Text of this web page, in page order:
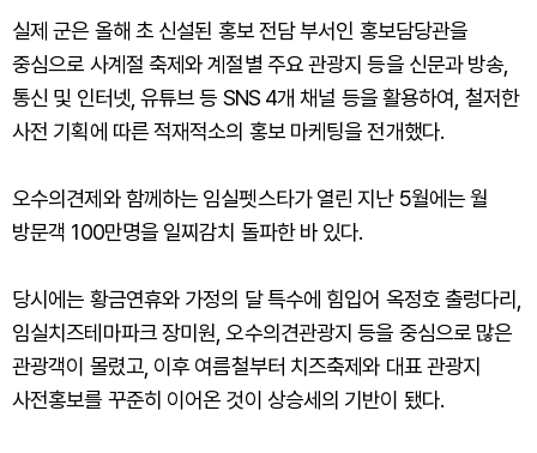
실제 군은 올해 초 신설된 홍보 전담 부서인 홍보담당관을
중심으로 사계절 축제와 계절별 주요 관광지 등을 신문과 방송,
통신 및 인터넷, 유튜브 등 SNS 4개 채널 등을 활용하여, 철저한
사전 기획에 따른 적재적소의 홍보 마케팅을 전개했다.
오수의견제와 함께하는 임실펫스타가 열린 지난 5월에는 월
방문객 100만명을 일찌감치 돌파한 바 있다.
당시에는 황금연휴와 가정의 달 특수에 힘입어 옥정호 출렁다리,
임실치즈테마파크 장미원, 오수의견관광지 등을 중심으로 많은
관광객이 몰렸고, 이후 여름철부터 치즈축제와 대표 관광지
사전홍보를 꾸준히 이어온 것이 상승세의 기반이 됐다.